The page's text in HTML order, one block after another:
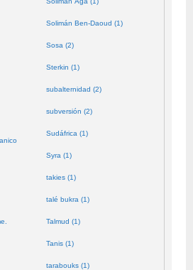
Solimán Ben-Daoud (1)
Sosa (2)
Sterkin (1)
subalternidad (2)
subversión (2)
Sudáfrica (1)
Syra (1)
takies (1)
talé bukra (1)
Talmud (1)
Tanis (1)
tarabouks (1)